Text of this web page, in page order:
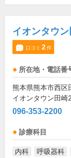
イオンタウ
口コミ 2件
所在地・電話番
熊本県熊本市西区
イオンタウン田崎
096-353-2200
診療科目
内科 呼吸器科